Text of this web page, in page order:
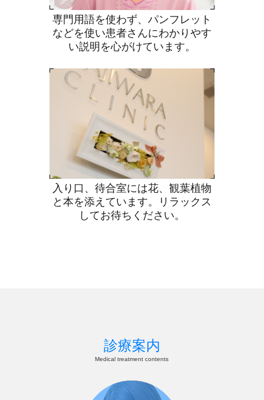
専門用語を使わず、パンフレット
などを使い患者さんにわかりやす
い説明を心がけています。
入り口、待合室には花、観葉植物
と本を添えています。リラックス
してお待ちください。
診療案内
Medical treatment contents